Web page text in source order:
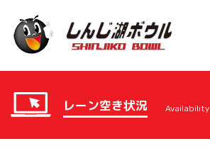
レーン空き状況 Availability